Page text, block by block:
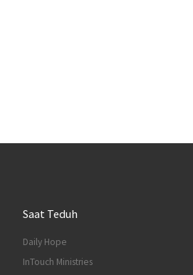
Saat Teduh
Daily Hope
InTouch Ministries